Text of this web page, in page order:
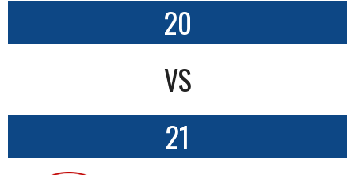
20
VS
21